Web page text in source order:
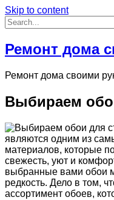
Skip to content
Ремонт дома
Ремонт дома своими
Выбираем
являются одним из
материалов, которые
свежесть, уют и
выбранные вами обои
редкость. Дело в том,
ассортимент обоев,